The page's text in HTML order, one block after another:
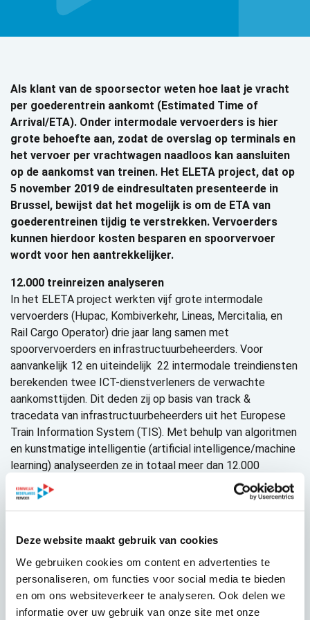
Deze website maakt gebruik van cookies
We gebruiken cookies om content en advertenties te
personaliseren, om functies voor social media te bieden
en om ons websiteverkeer te analyseren. Ook delen we
informatie over uw gebruik van onze site met onze
Als klant van de spoorsector weten hoe laat je vracht
per goederentrein aankomt (Estimated Time of
Arrival/ETA). Onder intermodale vervoerders is hier
grote behoefte aan, zodat de overslag op terminals en
het vervoer per vrachtwagen naadloos kan aansluiten
op de aankomst van treinen. Het ELETA project, dat op
5 november 2019 de eindresultaten presenteerde in
Brussel, bewijst dat het mogelijk is om de ETA van
goederentreinen tijdig te verstrekken. Vervoerders
kunnen hierdoor kosten besparen en spoorvervoer
wordt voor hen aantrekkelijker.
12.000 treinreizen analyseren
In het ELETA project werkten vijf grote intermodale
vervoerders (Hupac, Kombiverkehr, Lineas, Mercitalia, en
Rail Cargo Operator) drie jaar lang samen met
spoorvervoerders en infrastructuurbeheerders. Voor
aanvankelijk 12 en uiteindelijk 22 intermodale treindiensten
berekenden twee ICT-dienstverleners de verwachte
aankomsttijden. Dit deden zij op basis van track &
tracedata van infrastructuurbeheerders uit het Europese
Train Information System (TIS). Met behulp van algoritmen
en kunstmatige intelligentie (artificial intelligence/machine
learning) analyseerden ze in totaal meer dan 12.000
treinreizen, samen goed voor ruim 9 miljoen treinkilometers.
Schroom overwinnen
spoorsector om data te delen te overwinnen. Ook bleek
dat data-uitwisseling op basis van vrijwillige afspraken
administratief omslachtig is. Dit is aanleiding voor twee
belangrijke aanpassingen in de regelgeving (Telematic
Applications for Freight van de Technical Specifications for